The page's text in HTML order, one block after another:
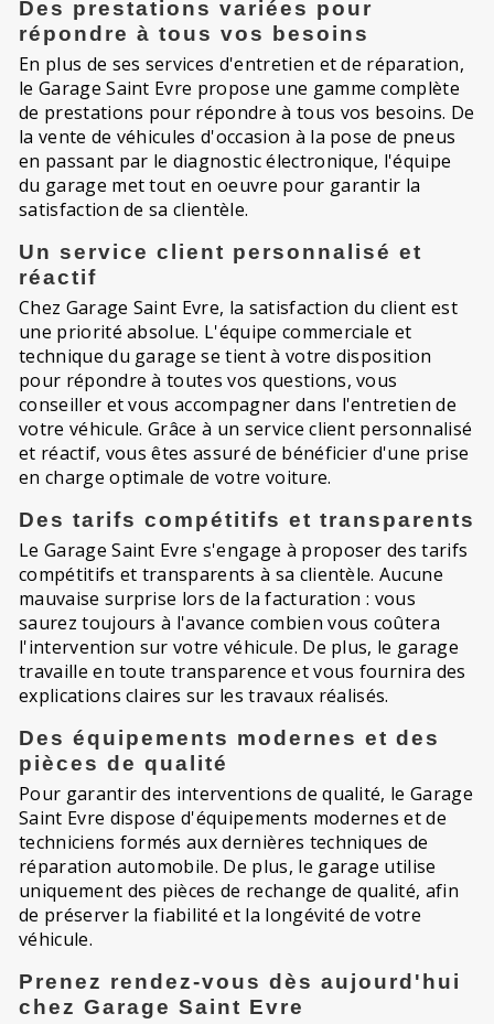
Des prestations variées pour
répondre à tous vos besoins
En plus de ses services d'entretien et de réparation,
le Garage Saint Evre propose une gamme complète
de prestations pour répondre à tous vos besoins. De
la vente de véhicules d'occasion à la pose de pneus
en passant par le diagnostic électronique, l'équipe
du garage met tout en oeuvre pour garantir la
satisfaction de sa clientèle.
Un service client personnalisé et
réactif
Chez Garage Saint Evre, la satisfaction du client est
une priorité absolue. L'équipe commerciale et
technique du garage se tient à votre disposition
pour répondre à toutes vos questions, vous
conseiller et vous accompagner dans l'entretien de
votre véhicule. Grâce à un service client personnalisé
et réactif, vous êtes assuré de bénéficier d'une prise
en charge optimale de votre voiture.
Des tarifs compétitifs et transparents
Le Garage Saint Evre s'engage à proposer des tarifs
compétitifs et transparents à sa clientèle. Aucune
mauvaise surprise lors de la facturation : vous
saurez toujours à l'avance combien vous coûtera
l'intervention sur votre véhicule. De plus, le garage
travaille en toute transparence et vous fournira des
explications claires sur les travaux réalisés.
Des équipements modernes et des
pièces de qualité
Pour garantir des interventions de qualité, le Garage
Saint Evre dispose d'équipements modernes et de
techniciens formés aux dernières techniques de
réparation automobile. De plus, le garage utilise
uniquement des pièces de rechange de qualité, afin
de préserver la fiabilité et la longévité de votre
véhicule.
Prenez rendez-vous dès aujourd'hui
chez Garage Saint Evre